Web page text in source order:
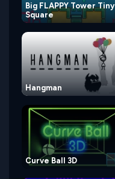
Big FLAPPY Tower Tiny
Square
Hangman
Curve Ball 3D